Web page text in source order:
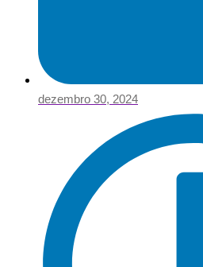
dezembro 30, 2024